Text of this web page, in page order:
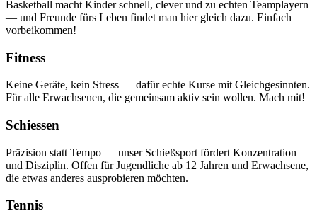
Basketball macht Kinder schnell, clever und zu echten Teamplayern
— und Freunde fürs Leben findet man hier gleich dazu. Einfach
vorbeikommen!
Fitness
Keine Geräte, kein Stress — dafür echte Kurse mit Gleichgesinnten.
Für alle Erwachsenen, die gemeinsam aktiv sein wollen. Mach mit!
Schiessen
Präzision statt Tempo — unser Schießsport fördert Konzentration
und Disziplin. Offen für Jugendliche ab 12 Jahren und Erwachsene,
die etwas anderes ausprobieren möchten.
Tennis